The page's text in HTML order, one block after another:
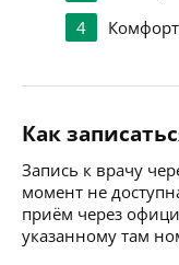
4
Как
Запись к врачу
момент не
приём через
указанному там